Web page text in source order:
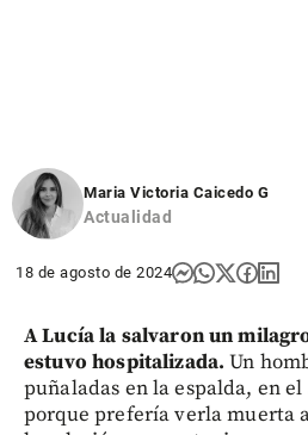
Maria Victoria Caicedo G
Actualidad
18 de agosto de 2024
A Lucía la salvaron un
estuvo hospitalizada. Un
puñaladas en la espalda, en
porque prefería verla muerta